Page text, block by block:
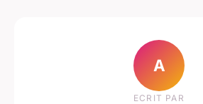
A
ECRIT PAR